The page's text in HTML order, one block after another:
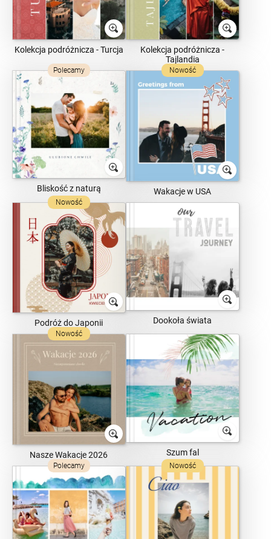
Kolekcja podróżnicza - Turcja
Kolekcja podróżnicza -
Tajlandia
Polecamy
Bliskość z naturą
Nowość
Wakacje w USA
Nowość
Podróż do Japonii Dookoła świata
Nowość
Nasze Wakacje 2026 Szum fal
Polecamy Nowość